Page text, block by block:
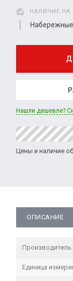
НАЛИЧИЕ НА
Нашли дешевле?
Цены и наличие
ОПИСАНИЕ
Производитель:
Единица